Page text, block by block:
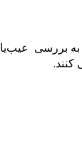
کنند.